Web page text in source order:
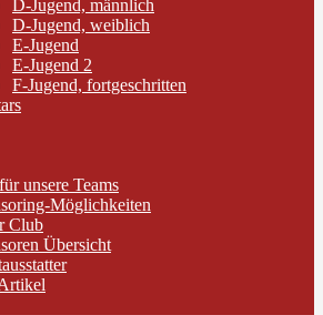
D-Jugend, männlich
D-Jugend, weiblich
E-Jugend
E-Jugend 2
F-Jugend, fortgeschritten
unsere Teams
Möglichkeiten
Club
Übersicht